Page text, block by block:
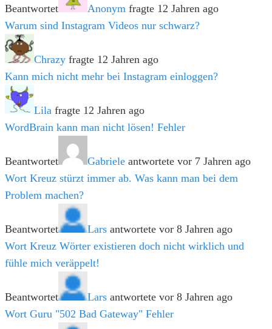
Beantwortet Anonym fragte 12 Jahren ago
Warum sind Instagram Videos nur schwarz?
Chrazy fragte 12 Jahren ago
Kann mich nicht mehr bei Instagram einloggen?
Lila fragte 12 Jahren ago
WordBrain kann man nicht lösen! Fehler
Beantwortet Gabriele antwortete vor 7 Jahren ago
Wort Kreuz stürzt immer ab. Was kann man bei dem
Problem machen?
Beantwortet Lars antwortete vor 8 Jahren ago
Wort Kreuz Wörter existieren doch nicht wirklich und
fühle mich veräppelt!
Beantwortet Lars antwortete vor 8 Jahren ago
Wort Guru "502 Bad Gateway" Fehler